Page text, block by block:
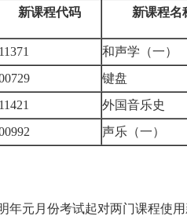
新课程代码 新课程名
11371
和声学（一）
键盘
11421
外国音乐史
声乐（一）
元月份考试起对两门课程使用